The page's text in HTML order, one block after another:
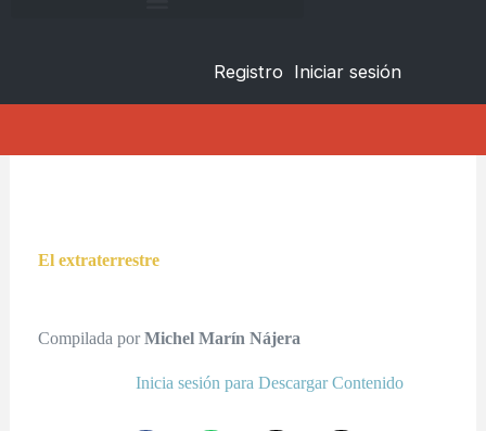
Registro Iniciar sesión
El extraterrestre
Compilada porMichel Marín Nájera
Inicia sesión para Descargar Contenido